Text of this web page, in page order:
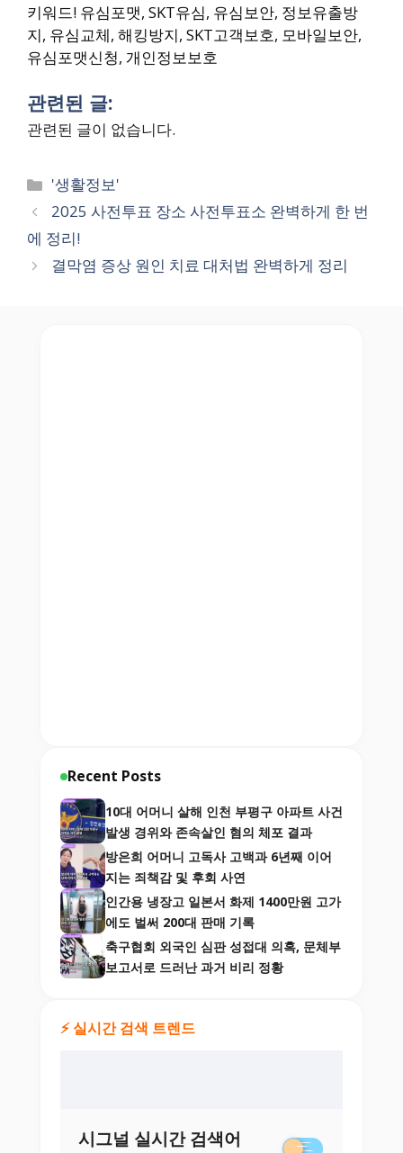
키워드! 유심포맷, SKT유심, 유심보안, 정보유출방
지, 유심교체, 해킹방지, SKT고객보호, 모바일보안,
유심포맷신청, 개인정보보호
관련된 글:
관련된 글이 없습니다.
Categories
'생활정보'
2025 사전투표 장소 사전투표소 완벽하게 한 번
에 정리!
결막염 증상 원인 치료 대처법 완벽하게 정리
Recent Posts
10대 어머니 살해 인천 부평구 아파트 사건
발생 경위와 존속살인 혐의 체포 결과
방은희 어머니 고독사 고백과 6년째 이어
지는 죄책감 및 후회 사연
인간용 냉장고 일본서 화제 1400만원 고가
에도 벌써 200대 판매 기록
축구협회 외국인 심판 성접대 의혹, 문체부
보고서로 드러난 과거 비리 정황
⚡ 실시간 검색 트렌드